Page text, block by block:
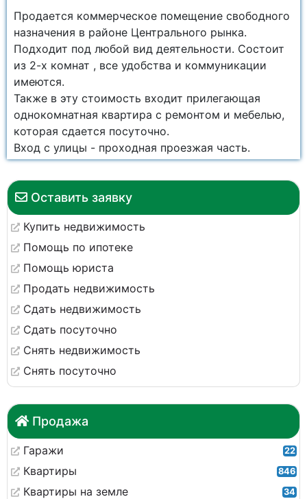
Оставить заявку
Купить недвижимость
Помощь по ипотеке
Помощь юриста
Продать недвижимость
Сдать недвижимость
Сдать посуточно
Снять недвижимость
Снять посуточно
Продажа
Гаражи 22
Квартиры 846
Квартиры на земле 34
Продается коммерческое помещение свободного
назначения в районе Центрального рынка.
Подходит под любой вид деятельности. Состоит
из 2-х комнат , все удобства и коммуникации
имеются.
Также в эту стоимость входит прилегающая
однокомнатная квартира с ремонтом и мебелью,
которая сдается посуточно.
Вход с улицы - проходная проезжая часть.